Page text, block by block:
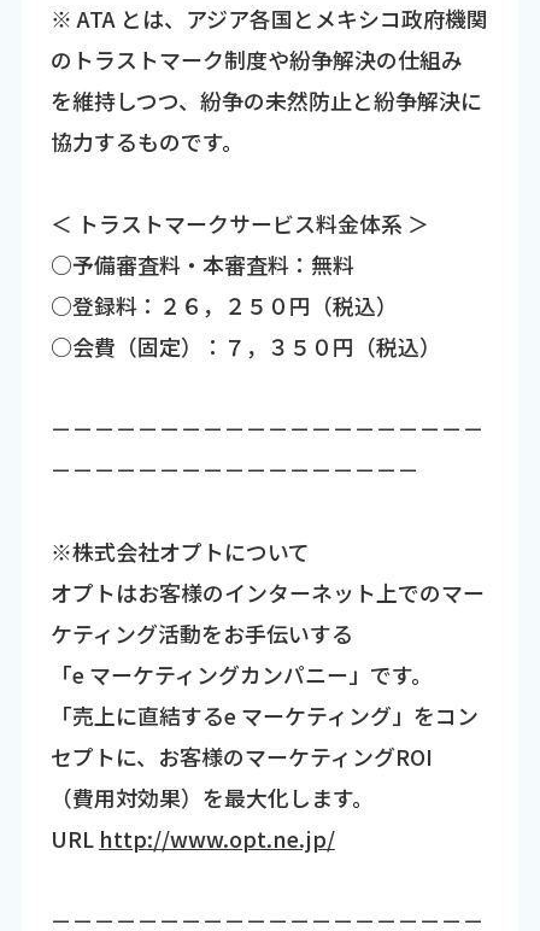
※ ATA とは、アジア各国とメキシコ政府機関
のトラストマーク制度や紛争解決の仕組み
を維持しつつ、紛争の未然防止と紛争解決に
協力するものです。
＜ トラストマークサービス料金体系 ＞
○予備審査料・本審査料：無料
○登録料：２６，２５０円（税込）
○会費（固定）：７，３５０円（税込）
－－－－－－－－－－－－－－－－－－－－
－－－－－－－－－－－－－－－－－
※株式会社オプトについて
オプトはお客様のインターネット上でのマー
ケティング活動をお手伝いする
「e マーケティングカンパニー」です。
「売上に直結するe マーケティング」をコン
セプトに、お客様のマーケティングROI
（費用対効果）を最大化します。
URL http://www.opt.ne.jp/
－－－－－－－－－－－－－－－－－－－－